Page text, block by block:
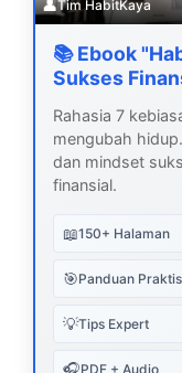
👤Tim HabitKaya
📚 Ebook
Sukses
Rahasia 7
mengubah
dan mindset
finansial.
📖150+ Halaman
🎯Panduan Praktis
💡Tips Expert
🎧PDF + Audio